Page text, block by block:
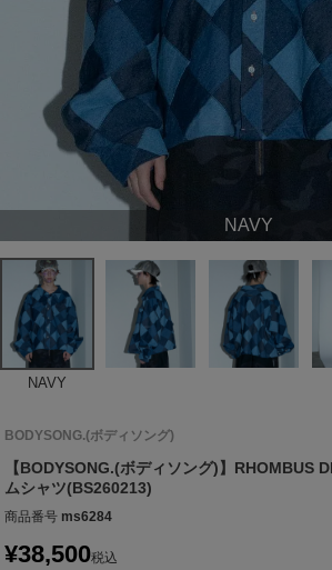
NAVY
NAVY
BODYSONG.(ボディソング)
【BODYSONG.(ボディソング)】RHOMBUS
ムシャツ(BS260213)
商品番号 ms6284
¥38,500税込